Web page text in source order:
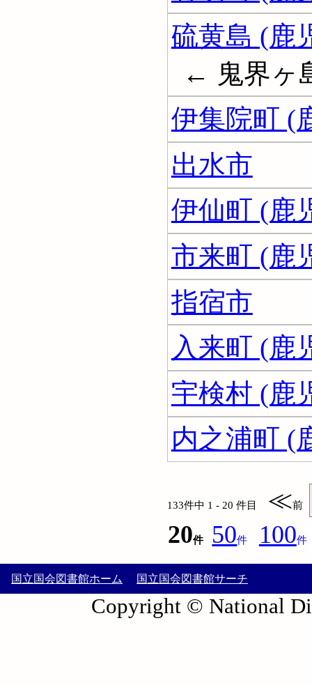
硫黄島 (鹿
← 鬼界ヶ
伊集院町 (
出水市
伊仙町 (鹿
市来町 (鹿
指宿市
入来町 (鹿
宇検村 (鹿
内之浦町 (
133件中 1 - 20 件目 ≪前
20件 50件 100件
国立国会図書館ホーム 国立国会図書館サーチ
Copyright © National